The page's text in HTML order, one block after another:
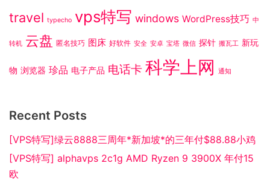
travel typecho vps特写 windows WordPress技巧 中
转机 云盘 匿名技巧 图床 好软件 安全 安卓 宝塔 微信 探针 搬瓦工 新玩
物 浏览器 珍品 电子产品 电话卡 科学上网 通知
Recent Posts
[VPS特写]绿云8888三周年*新加坡*的三年付$88.88小鸡
[VPS特写] alphavps 2c1g AMD Ryzen 9 3900X 年付15
欧